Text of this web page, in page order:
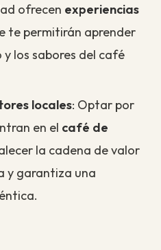
ofrecen experiencias
te permitirán aprender
y los sabores del café
locales: Optar por
en el café de
la cadena de valor
y garantiza una